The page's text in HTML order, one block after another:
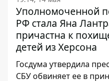
Уполномоченной
РФ стала Яна
причастна к
детей из Херсона
Госдума утвердила
СБУ обвиняет ее в